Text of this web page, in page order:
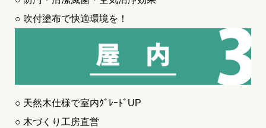
○ 吹付塗布で快適環境を！
○ 天然木仕様で室内ｸﾞﾚｰﾄﾞUP
○ 木づくり工房直営